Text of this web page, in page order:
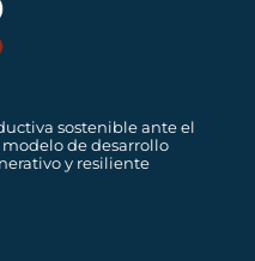
sostenible ante el
de desarrollo
y resiliente